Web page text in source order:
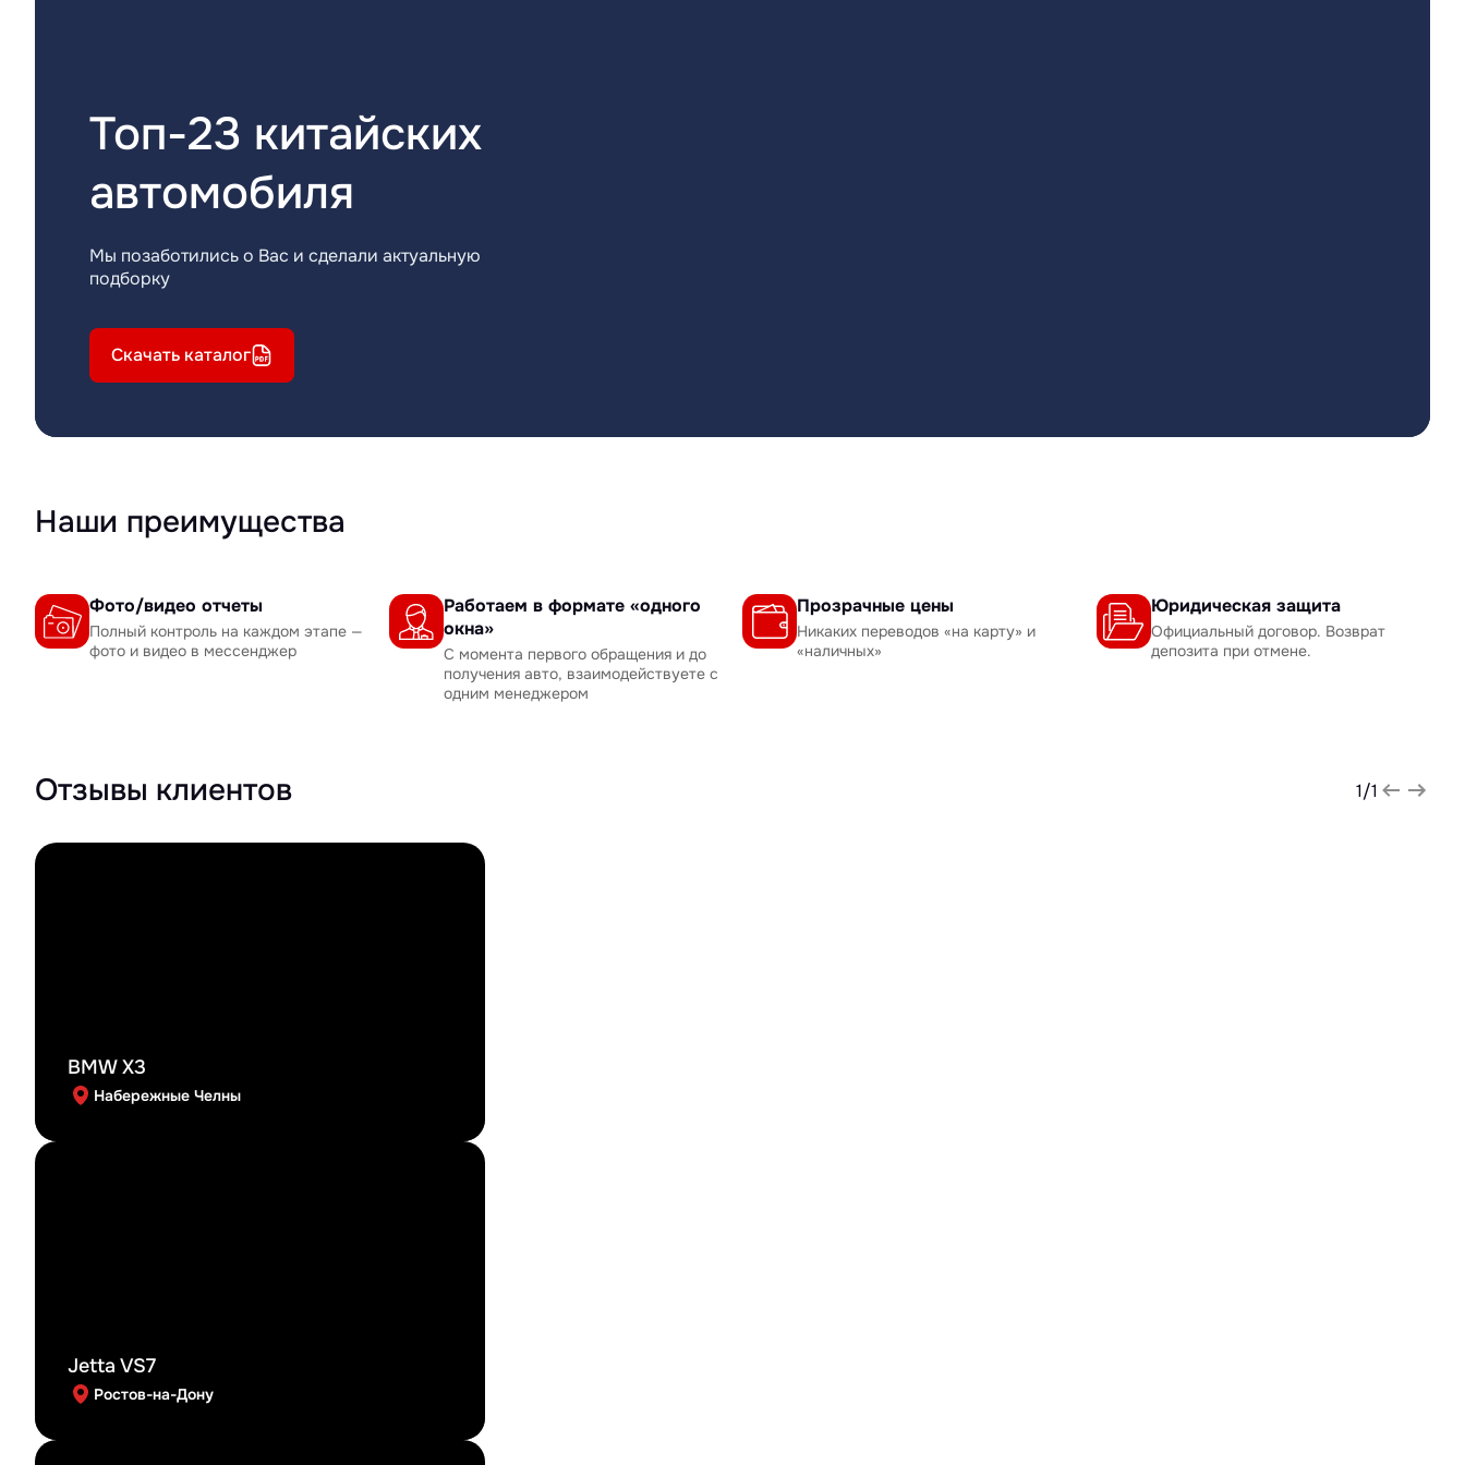
Топ-23 китайских
автомобиля
Мы позаботились о Вас и сделали актуальную
подборку
Скачать каталог
Наши преимущества
Фото/видео отчеты
Полный контроль на каждом этапе —
фото и видео в мессенджер
Работаем в формате «одного
окна»
С момента первого обращения и до
получения авто, взаимодействуете с
одним менеджером
Прозрачные цены
Никаких переводов «на карту» и
«наличных»
Юридическая защита
Официальный договор. Возврат
депозита при отмене.
Отзывы клиентов 1/1
BMW X3
Набережные Челны
Jetta VS7
Ростов-на-Дону